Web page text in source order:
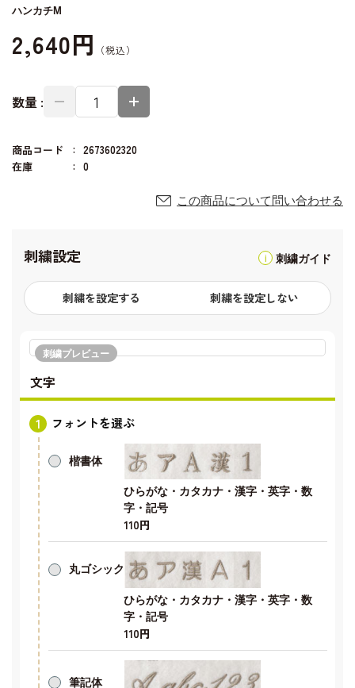
ハンカチM
2,640円
数量 :
商品コード
2673602320
在庫
0
この商品について問い合わせる
刺繍設定 刺繍ガイド
刺繍を設定する 刺繍を設定しない
刺繍プレビュー
文字
フォントを選ぶ
楷書体
ひらがな・カタカナ・漢字・英字・数
字・記号
110円
丸ゴシック
ひらがな・カタカナ・漢字・英字・数
字・記号
110円
筆記体